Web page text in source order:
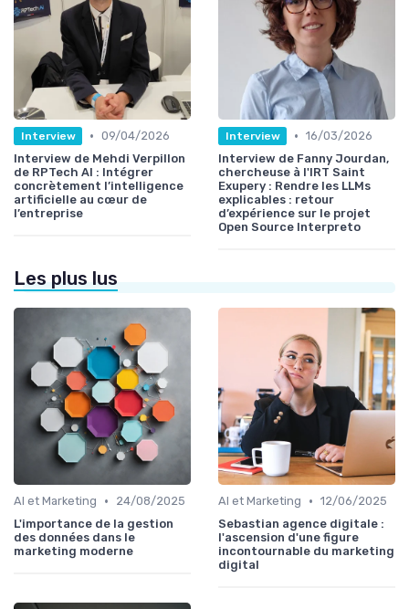
Interview • 09/04/2026
Interview de Mehdi Verpillon
de RPTech AI : Intégrer
concrètement l’intelligence
artificielle au cœur de
l’entreprise
Interview • 16/03/2026
Interview de Fanny Jourdan,
chercheuse à l'IRT Saint
Exupery : Rendre les LLMs
explicables : retour
d’expérience sur le projet
Open Source Interpreto
Les plus lus
AI et Marketing •
24/08/2025
L'importance de la gestion
des données dans le
marketing moderne
AI et Marketing • 12/06/2025
Sebastian agence digitale :
l'ascension d'une figure
incontournable du marketing
digital